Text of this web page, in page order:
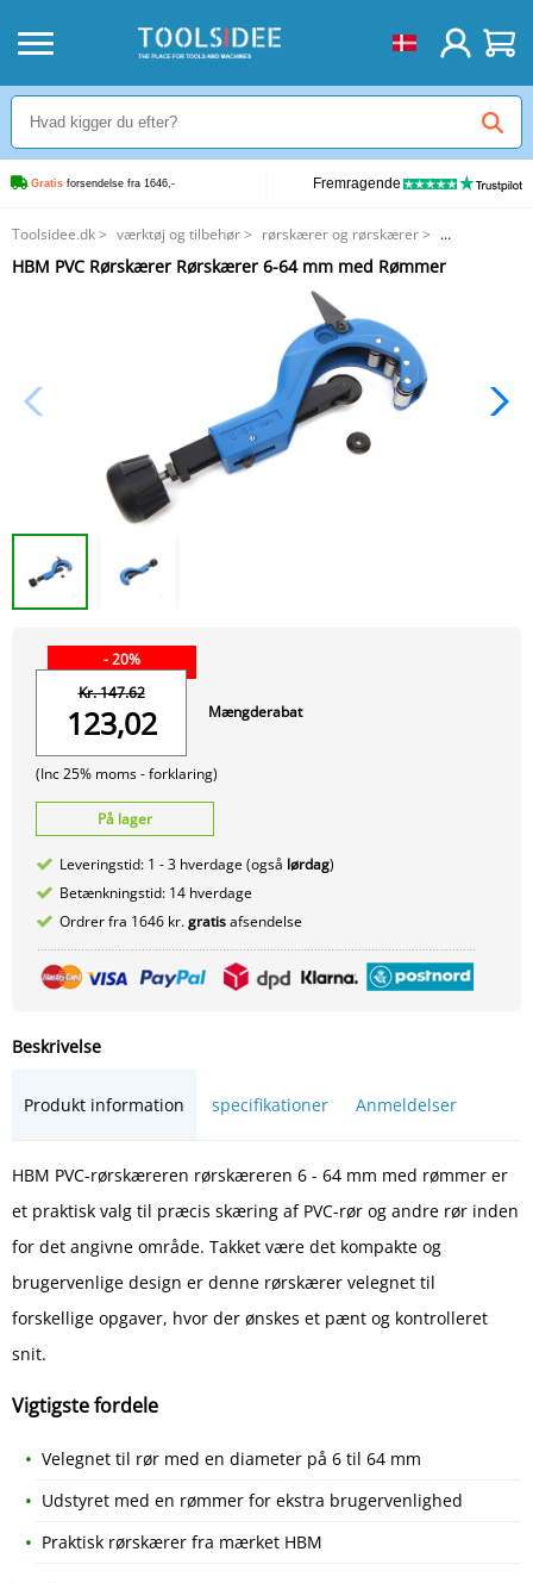
Gratis forsendelse fra 1646,- Fremragende
Toolsidee.dk> værktøj og tilbehør> rørskærer og rørskærer>
HBM PVC Rørskærer Rørskærer 6-64 mm med Rømmer
HBM PVC Rørskærer Rørskærer 6-64 mm med Rømmer
- 20%
Kr. 147.62
123,02
(Inc 25% moms -forklaring)
Mængderabat
På lager
Leveringstid: 1 - 3 hverdage (også lørdag)
Betænkningstid: 14 hverdage
Ordrer fra 1646 kr.gratisafsendelse
Beskrivelse
Produkt information specifikationer Anmeldelser
HBM PVC-rørskæreren rørskæreren 6 - 64 mm med rømmer er
et praktisk valg til præcis skæring af PVC-rør og andre rør inden
for det angivne område. Takket være det kompakte og
brugervenlige design er denne rørskærer velegnet til
forskellige opgaver, hvor der ønskes et pænt og kontrolleret
snit.
Vigtigste fordele
Velegnet til rør med en diameter på 6 til 64 mm
Udstyret med en rømmer for ekstra brugervenlighed
Praktisk rørskærer fra mærket HBM